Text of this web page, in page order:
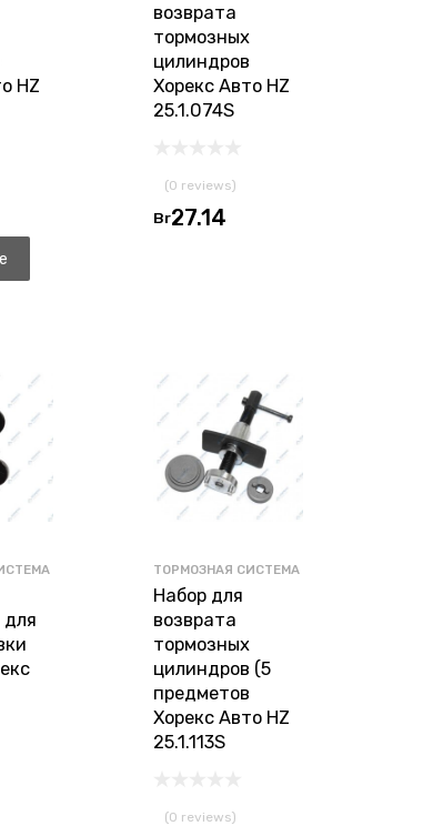
HZ
возврата
тормозных
цилиндров
Хорекс Авто HZ
25.1.074S
(0 reviews)
Br27.14
для
ТОРМОЗНАЯ СИСТЕМА
Набор для
возврата
тормозных
цилиндров (5
предметов
Хорекс Авто HZ
25.1.113S
(0 reviews)